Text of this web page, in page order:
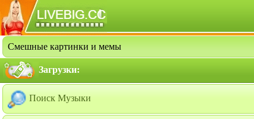
Смешные картинки и мемы
Загрузки:
Поиск Музыки